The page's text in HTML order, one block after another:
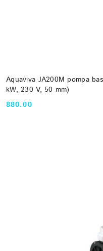
Aquaviva JA200M pompa
kW, 230 V, 50 mm)
Cena:
880.00